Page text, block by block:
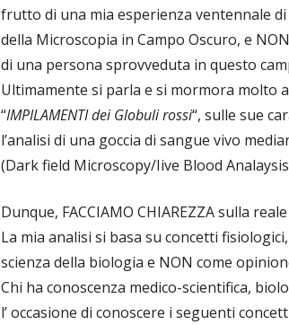
frutto di una mia esperienza ventennale
della Microscopia in Campo Oscuro, e
di una persona sprovveduta in questo
Ultimamente si parla e si mormora molto
“IMPILAMENTI dei Globuli rossi“, sulle sue
l’analisi di una goccia di sangue vivo
(Dark field Microscopy/Iive Blood
Dunque, FACCIAMO CHIAREZZA sulla
La mia analisi si basa su concetti
scienza della biologia e NON come
Chi ha conoscenza medico-scientifica,
l’ occasione di conoscere i seguenti